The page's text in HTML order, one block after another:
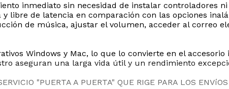
inmediato sin necesidad de instalar controladores
libre de latencia en comparación con las opciones
de música, ajustar el volumen, acceder al correo
Windows y Mac, lo que lo convierte en el
aseguran una larga vida útil y un rendimiento
"PUERTA A PUERTA" QUE RIGE PARA LOS